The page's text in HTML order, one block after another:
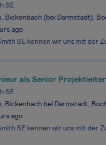
SE
Bickenbach (bei Darmstadt),
ago
als Senior
SE
Bickenbach bei Darmstadt,
ago